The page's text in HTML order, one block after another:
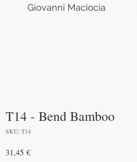
Giovanni Maciocia
T14 - Bend Bamboo
SKU: T14
31,45 €Preço